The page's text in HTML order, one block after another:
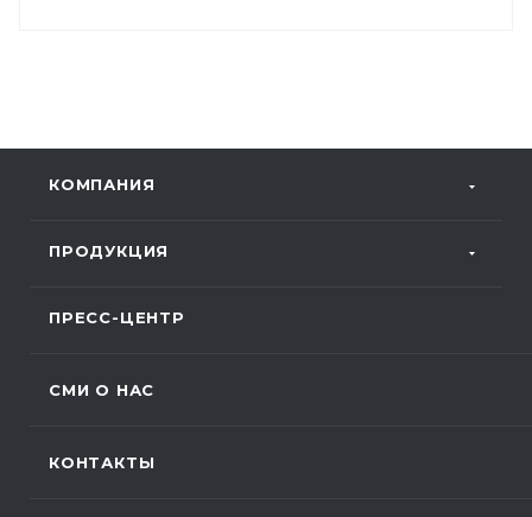
КОМПАНИЯ
ПРОДУКЦИЯ
ПРЕСС-ЦЕНТР
СМИ О НАС
КОНТАКТЫ